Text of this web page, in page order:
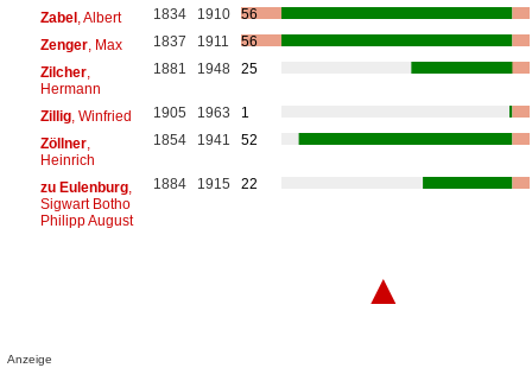
Zabel, Albert 1834 1910
56
Zenger, Max 1837 1911
56
Zilcher,
Hermann
1881 1948 25
Zillig, Winfried 1905 1963
1
Zöllner,
Heinrich
1854 1941 52
zu Eulenburg,
Sigwart Botho
Philipp August
1884 1915 22
▲
Anzeige